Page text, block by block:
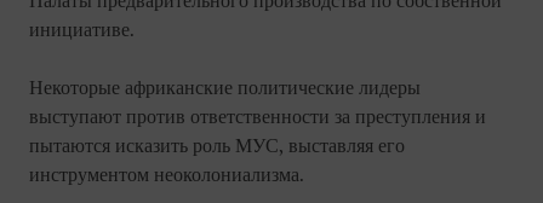
инициативе.
Некоторые африканские политические лидеры
выступают против ответственности за преступления и
пытаются исказить роль МУС, выставляя его
инструментом неоколониализма.